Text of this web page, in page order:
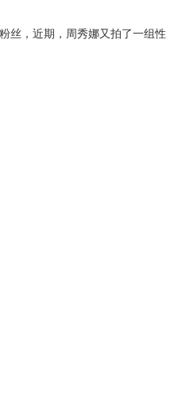
丝，近期，周秀娜又拍了一组性